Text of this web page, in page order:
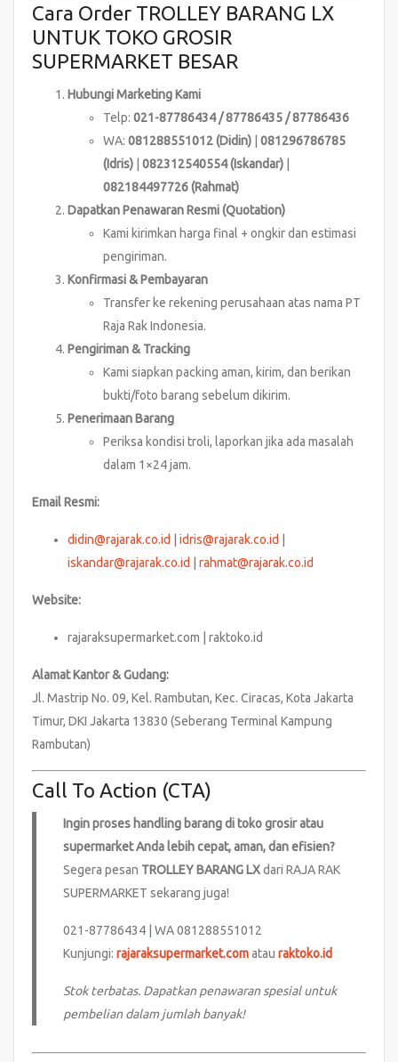
Cara Order TROLLEY BARANG LX
UNTUK TOKO GROSIR
SUPERMARKET BESAR
Hubungi Marketing Kami
Telp: 021-87786434 / 87786435 / 87786436
WA: 081288551012 (Didin)
081296786785
(Idris)
082312540554 (Iskandar)
082184497726 (Rahmat)
Dapatkan Penawaran Resmi (Quotation)
Kami kirimkan harga final + ongkir dan estimasi
pengiriman.
Konfirmasi & Pembayaran
Transfer ke rekening perusahaan atas nama PT
Raja Rak Indonesia.
Pengiriman & Tracking
Kami siapkan packing aman, kirim, dan berikan
bukti/foto barang sebelum dikirim.
Penerimaan Barang
Periksa kondisi troli, laporkan jika ada masalah
dalam 1×24 jam.
Email Resmi:
didin@rajarak.co.id idris@rajarak.co.id
iskandar@rajarak.co.id
rahmat@rajarak.co.id
Website:
rajaraksupermarket.com | raktoko.id
Alamat Kantor & Gudang:
Jl. Mastrip No. 09, Kel. Rambutan, Kec. Ciracas, Kota Jakarta
Timur, DKI Jakarta 13830 (Seberang Terminal Kampung
Rambutan)
Call To Action (CTA)
Ingin proses handling barang di toko grosir atau
supermarket Anda lebih cepat, aman, dan efisien?
Segera pesan TROLLEY BARANG LXdari RAJA RAK
SUPERMARKET sekarang juga!
021-87786434 | WA 081288551012
Kunjungi: rajaraksupermarket.comatau raktoko.id
Stok terbatas. Dapatkan penawaran spesial untuk
pembelian dalam jumlah banyak!